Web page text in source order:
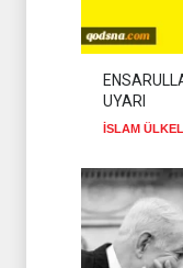
UYARI
İSLAM